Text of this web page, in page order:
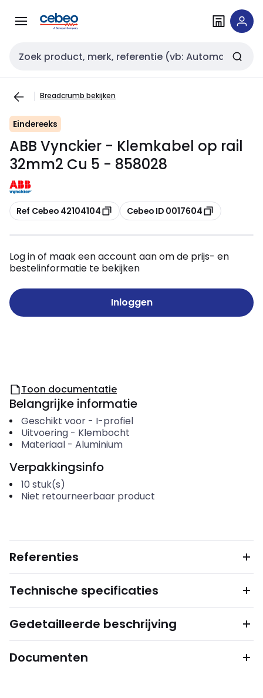
naar
naar
Zoekveld invoer
Breadcrumb bekijken
Eindereeks
ABB Vynckier - Klemkabel op rail
32mm2 Cu 5 - 858028
Kopiëren
Ref Cebeo 42104104 Kopiëren
Cebeo ID 0017604
Log in of maak een account aan om de prijs- en
bestelinformatie te bekijken
Inloggen
Toon documentatie
Belangrijke informatie
Geschikt voor- I-profiel
Uitvoering- Klembocht
Materiaal- Aluminium
Verpakkingsinfo
10 stuk(s)
Niet retourneerbaar product
Referenties
Technische specificaties
Gedetailleerde beschrijving
Documenten